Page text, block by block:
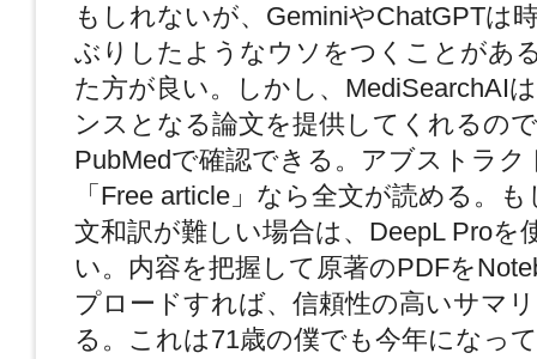
もしれないが、GeminiやChatGPTは
ぶりしたようなウソをつくことがあ
た方が良い。しかし、MediSearchAI
ンスとなる論文を提供してくれるの
PubMedで確認できる。アブストラ
「Free article」なら全文が読める。
文和訳が難しい場合は、DeepL Proを
い。内容を把握して原著のPDFを
プロードすれば、信頼性の高いサマ
る。これは71歳の僕でも今年になっ